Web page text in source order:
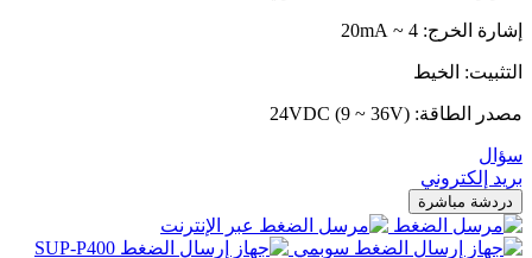
إشارة الخرج: 4 ~ 20mA
التثبيت: الخيط
مصدر الطاقة: 24VDC (9 ~ 36V)
سؤال
بريد إلكتروني
دردشة مباشرة